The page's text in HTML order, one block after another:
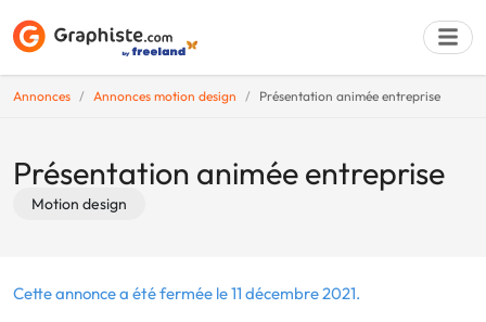
Annonces Annonces motion design Présentation animée entreprise
Présentation animée entreprise
Motion design
Cette annonce a été fermée le 11 décembre 2021.